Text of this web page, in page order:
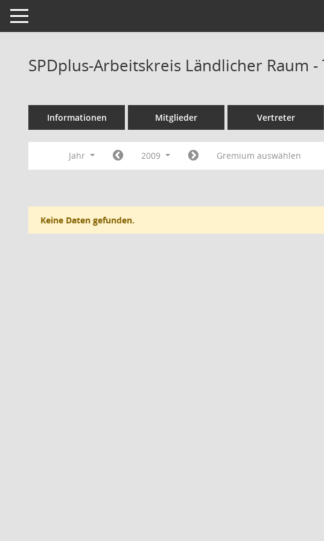
Toggle navigation
SPDplus-Arbeitskreis Ländlicher Raum
Informationen Mitglieder Vertreter
Jahr 2009 Gremium auswählen
Keine Daten gefunden.